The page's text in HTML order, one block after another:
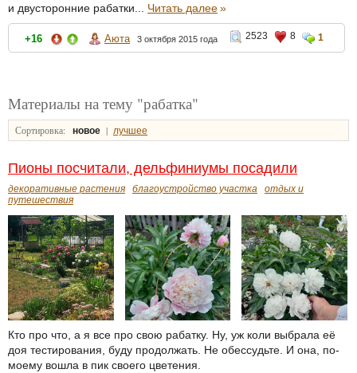
и двусторонние рабатки... Читать далее»
+16 Аюта 3 октября 2015 года 2523 8 1
Материалы на тему "рабатка"
Сортировка: новое | лучшее
Пионы посчитали, дельфиниумы посадили
декоративные растения благоустройство участка
отдых и
путешествия
Кто про что, а я все про свою рабатку. Ну, уж коли выбрала её
доя тестирования, буду продолжать. Не обессудьте. И она, по-
моему вошла в пик своего цветения.